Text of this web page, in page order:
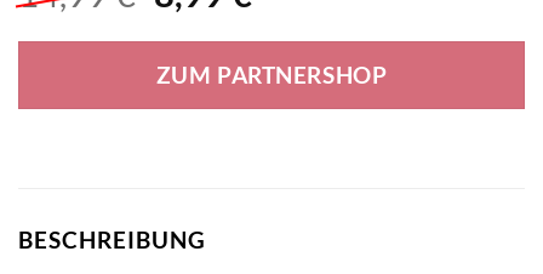
war:
14,99 €
ist:
8,99 €.
ZUM PARTNERSHOP
BESCHREIBUNG